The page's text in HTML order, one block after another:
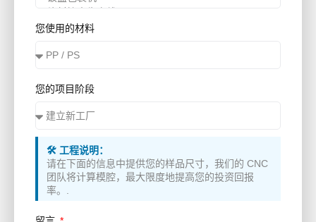
您使用的材料
您的项目阶段
🛠️ 工程说明：
请在下面的信息中提供您的样品尺寸，我们的 CNC
团队将计算模腔，最大限度地提高您的投资回报
率。.